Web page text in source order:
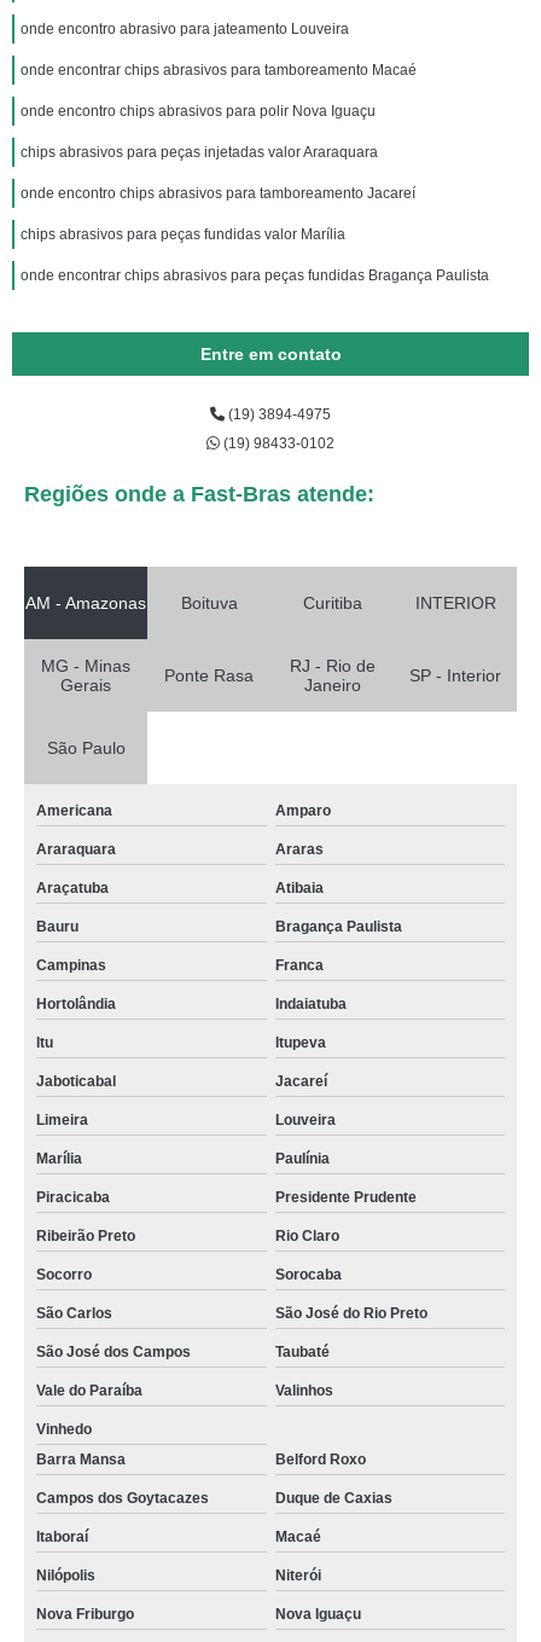
onde encontro abrasivo para jateamento Louveira
onde encontrar chips abrasivos para tamboreamento Macaé
onde encontro chips abrasivos para polir Nova Iguaçu
chips abrasivos para peças injetadas valor Araraquara
onde encontro chips abrasivos para tamboreamento Jacareí
chips abrasivos para peças fundidas valor Marília
onde encontrar chips abrasivos para peças fundidas Bragança Paulista
Entre em contato
(19) 3894-4975
(19) 98433-0102
Regiões onde a Fast-Bras atende:
AM - Amazonas Boituva Curitiba INTERIOR
MG - Minas
Gerais
Ponte Rasa
RJ - Rio de
Janeiro
SP - Interior
São Paulo
Americana Amparo
Araraquara Araras
Araçatuba Atibaia
Bauru Bragança Paulista
Campinas Franca
Hortolândia Indaiatuba
Itu Itupeva
Jaboticabal Jacareí
Limeira Louveira
Marília Paulínia
Piracicaba Presidente Prudente
Ribeirão Preto Rio Claro
Socorro Sorocaba
São Carlos São José do Rio Preto
São José dos Campos Taubaté
Vale do Paraíba Valinhos
Vinhedo
Barra Mansa
Belford Roxo
Campos dos Goytacazes Duque de Caxias
Itaboraí Macaé
Nilópolis Niterói
Nova Friburgo Nova Iguaçu